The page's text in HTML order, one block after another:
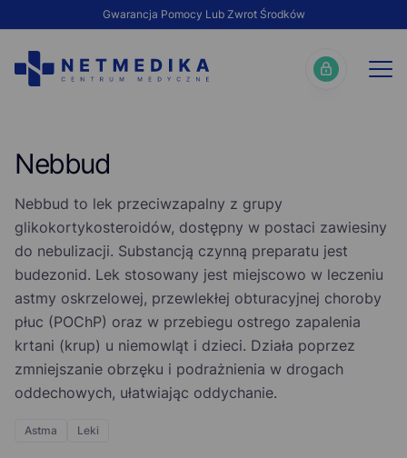
Gwarancja Pomocy Lub Zwrot Środków
Nebbud
Nebbud to lek przeciwzapalny z grupy
glikokortykosteroidów, dostępny w postaci zawiesiny
do nebulizacji. Substancją czynną preparatu jest
budezonid. Lek stosowany jest miejscowo w leczeniu
astmy oskrzelowej, przewlekłej obturacyjnej choroby
płuc (POChP) oraz w przebiegu ostrego zapalenia
krtani (krup) u niemowląt i dzieci. Działa poprzez
zmniejszanie obrzęku i podrażnienia w drogach
oddechowych, ułatwiając oddychanie.
Astma Leki